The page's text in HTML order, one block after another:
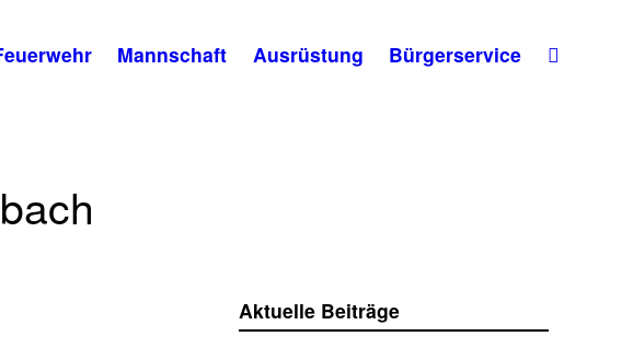
Mannschaft Ausrüstung Bürgerservice
Aktuelle Beiträge